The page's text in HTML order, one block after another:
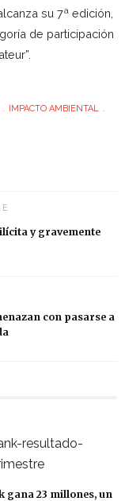
su 7ª edición,
de participación
IMPACTO AMBIENTAL
y gravemente
con pasarse a
gana 23 millones, un